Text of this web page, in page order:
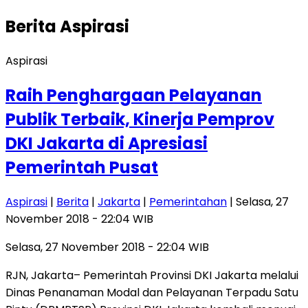
BeritaAspirasi
Aspirasi
Raih Penghargaan Pelayanan
Publik Terbaik, Kinerja Pemprov
DKI Jakarta di Apresiasi
Pemerintah Pusat
Aspirasi | Berita | Jakarta | Pemerintahan | Selasa, 27
November 2018 - 22:04 WIB
Selasa, 27 November 2018 - 22:04 WIB
RJN, Jakarta– Pemerintah Provinsi DKI Jakarta melalui
Dinas Penanaman Modal dan Pelayanan Terpadu Satu